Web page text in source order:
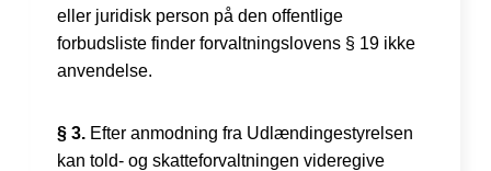
eller juridisk person på den offentlige
forbudsliste finder forvaltningslovens § 19 ikke
anvendelse.
§ 3. Efter anmodning fra Udlændingestyrelsen
kan told- og skatteforvaltningen videregive